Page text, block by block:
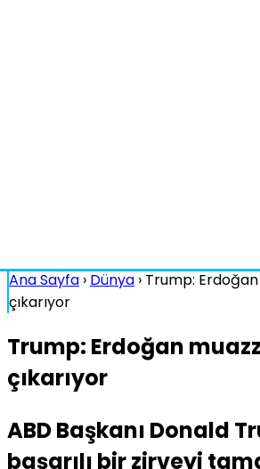
Ana Sayfa › Dünya › Trump:
çıkarıyor
Trump: Erdoğan
çıkarıyor
ABD Başkanı Donald
başarılı bir zirveyi